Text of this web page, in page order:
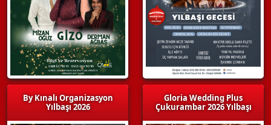
By Kınalı Organizasyon
Yılbaşı 2026
Gloria Wedding Plus
Çukurambar 2026 Yılbaşı